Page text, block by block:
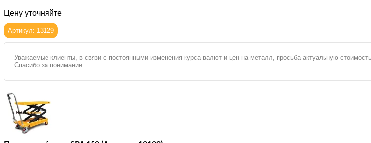
Цену уточняйте
Артикул: 13129
Уважаемые клиенты, в связи с постоянными изменения курса валют и цен на металл, просьба актуальную
Спасибо за понимание.